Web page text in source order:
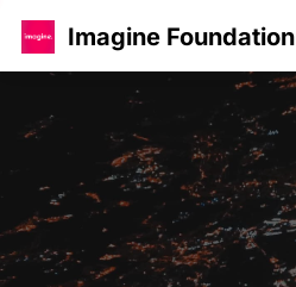
Imagine Foundation